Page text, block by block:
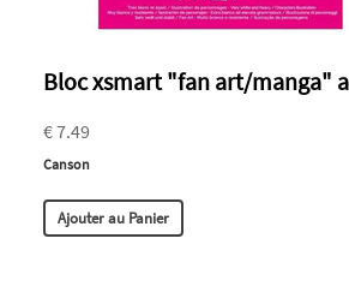
Bloc xsmart "fan art/manga"
€ 7.49
Canson
Ajouter au Panier